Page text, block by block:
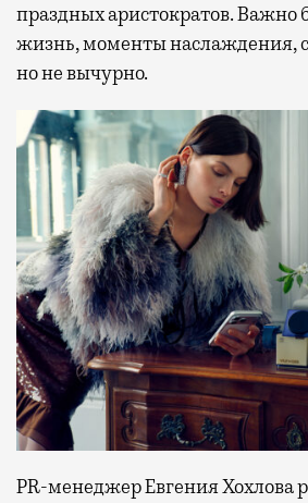
праздных аристократов. Важно
жизнь, моменты наслаждения,
но не вычурно.
PR-менеджер Евгения Хохлова